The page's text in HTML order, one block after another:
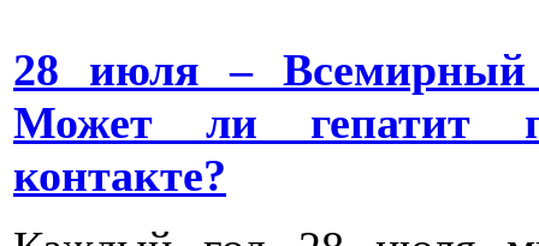
28 июля – Всемирный
Может ли гепатит
контакте?